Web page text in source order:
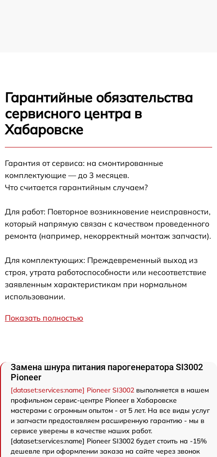
Гарантийные обязательства
сервисного центра в
Хабаровске
Гарантия от сервиса: на смонтированные
комплектующие — до 3 месяцев.
Что считается гарантийным случаем?
Для работ: Повторное возникновение неисправности,
который напрямую связан с качеством проведенного
ремонта (например, некорректный монтаж запчасти).
Для комплектующих: Преждевременный выход из
строя, утрата работоспособности или несоответствие
заявленным характеристикам при нормальном
использовании.
Показать полностью
Замена шнура питания парогенератора SI3002
Pioneer
[dataset:services:name] Pioneer SI3002 выполняется в нашем
профильном сервис-центре Pioneer в Хабаровске
мастерами с огромным опытом - от 5 лет. На все виды услуг
и запчасти предоставляем расширенную гарантию - мы в
сервисе уверены в качестве наших работ.
[dataset:services:name] Pioneer SI3002 будет стоить на -15%
дешевле при оформлении заказа на сайте через звонок